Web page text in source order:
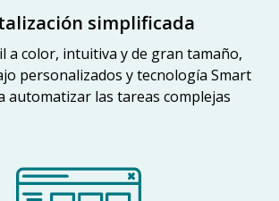
simplificada
a color, intuitiva y de gran tamaño,
personalizados y tecnología Smart
automatizar las tareas complejas